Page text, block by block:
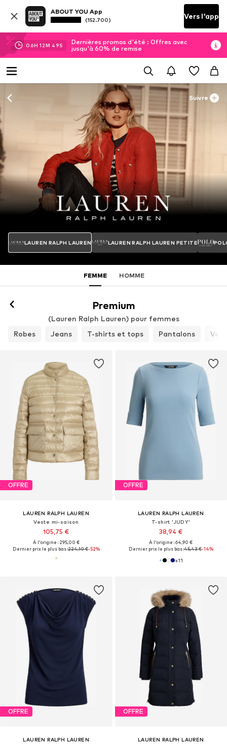
ABOUT YOU App
(152.700) Vers l'app
06H 12M 47S
Dernières promos d'été : Offres avec
jusqu'à 60% de remise
Suivre
LAUREN RALPH LAUREN LAUREN RALPH LAUREN PETITE
FEMME HOMME
Premium
(Lauren Ralph Lauren) pour femmes
Robes
Jeans T-shirts et tops Pantalons
OFFRE
LAUREN RALPH LAUREN
Veste mi-saison
105,75 €
À l'origine : 295,00 €
Dernier prix le plus bas :224,10 €-52%
OFFRE
LAUREN RALPH LAUREN
T-shirt 'JUDY'
38,94 €
À l'origine : 64,90 €
Dernier prix le plus bas :45,43 €-14%
+11
OFFRE
LAUREN RALPH LAUREN
OFFRE
LAUREN RALPH LAUREN